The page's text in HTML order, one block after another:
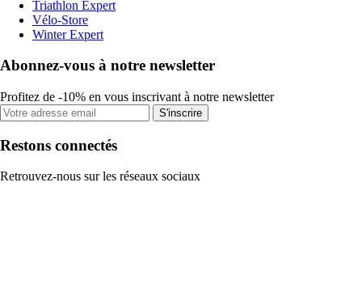
Triathlon Expert
Vélo-Store
Winter Expert
Abonnez-vous à notre newsletter
Profitez de -10% en vous inscrivant à notre newsletter
S'inscrire
Restons connectés
Retrouvez-nous sur les réseaux sociaux